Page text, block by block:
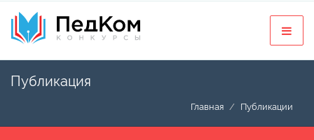
Публикация
Главная Публикации